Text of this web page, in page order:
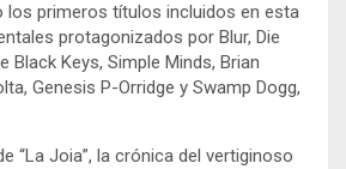
los primeros títulos incluidos en esta
protagonizados por Blur, Die
Black Keys, Simple Minds, Brian
Genesis P-Orridge y Swamp Dogg,
“La Joia”, la crónica del vertiginoso